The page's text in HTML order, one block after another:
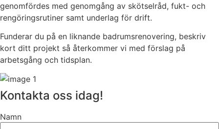
genomfördes med genomgång av skötselråd, fukt- och
rengöringsrutiner samt underlag för drift.
Funderar du på en liknande badrumsrenovering, beskriv
kort ditt projekt så återkommer vi med förslag på
arbetsgång och tidsplan.
Kontakta oss idag!
Namn